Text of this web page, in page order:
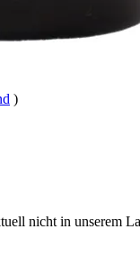
)
nicht in unserem